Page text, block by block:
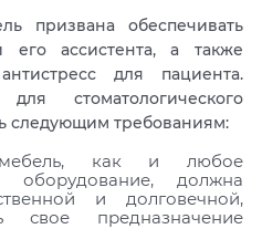
призвана обеспечивать
его ассистента, а также
для пациента.
стоматологического
следующим требованиям:
как и любое
оборудование, должна
и долговечной,
свое предназначение